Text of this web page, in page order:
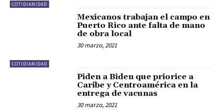
COTIDIANIDAD
COTIDIANIDAD
Mexicanos trabajan el campo en
Puerto Rico ante falta de mano
de obra local
30 marzo, 2021
Piden a Biden que priorice a
Caribe y Centroamérica en la
entrega de vacunas
30 marzo, 2021